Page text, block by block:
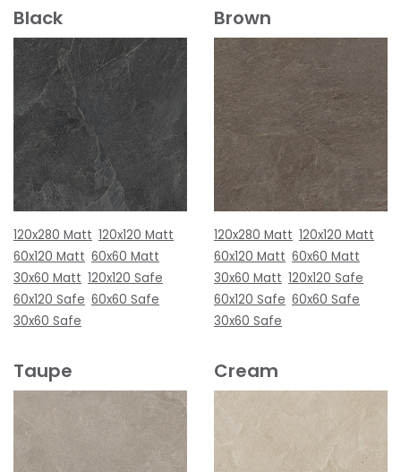
Black
120x280 Matt 120x120 Matt
60x120 Matt 60x60 Matt
30x60 Matt 120x120 Safe
60x120 Safe 60x60 Safe
30x60 Safe
Brown
120x280 Matt 120x120 Matt
60x120 Matt 60x60 Matt
30x60 Matt 120x120 Safe
60x120 Safe 60x60 Safe
30x60 Safe
Taupe Cream